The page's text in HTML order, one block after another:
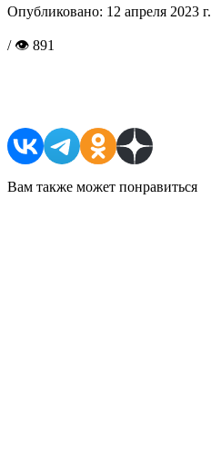
Опубликовано: 12 апреля 2023 г.
/ 👁 891
Вам также может понравиться